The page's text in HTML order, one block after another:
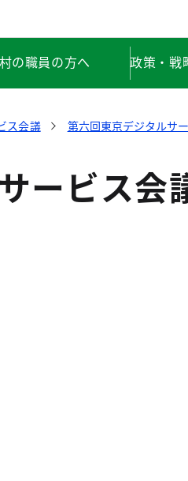
の職員の方へ 政策・戦
ス会議 第六回東京デジタルサ
ービス会